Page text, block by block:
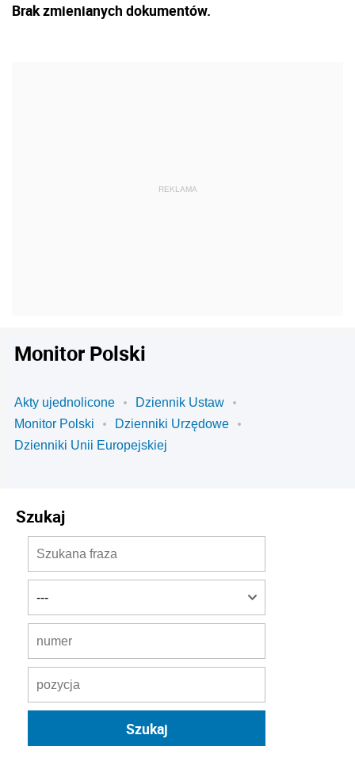
Brak zmienianych dokumentów.
Monitor Polski
Akty ujednolicone
Dziennik Ustaw
Monitor Polski
Dzienniki Urzędowe
Dzienniki Unii Europejskiej
Szukaj